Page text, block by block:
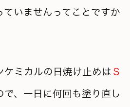
ていませんってことですか
ケミカルの日焼け止めは Ｓ
で、一日に何回も塗り直し